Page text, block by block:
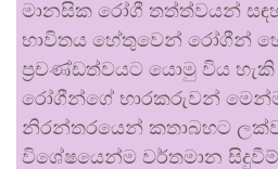
මානසික රෝගී තත්ත්වයන්
භාවිතය හේතුවෙන් රෝගීන්
ප්‍රචණ්ඩත්වයට යොමු විය
රෝගීන්ගේ භාරකරුවන්
නිරන්තරයෙන් කතාබහට
විශේෂයෙන්ම වර්තමාන